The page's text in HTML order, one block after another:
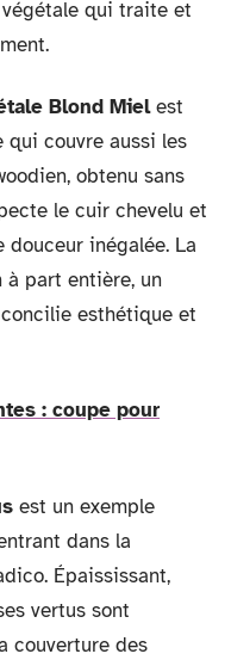
qui traite et
Blond Mielest
qui couvre aussi les
obtenu sans
le cuir chevelu et
douceur inégalée. La
part entière, un
esthétique et
: coupe pour
est un exemple
dans la
Épaississant,
vertus sont
couverture des